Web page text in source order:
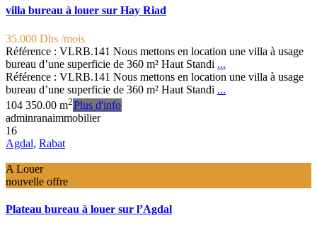
villa bureau à louer sur Hay Riad
35.000 Dhs /mois
Référence : VLRB.141 Nous mettons en location une villa à usage
bureau d’une superficie de 360 m² Haut Standi ...
Référence : VLRB.141 Nous mettons en location une villa à usage
bureau d’une superficie de 360 m² Haut Standi ...
104 350.00 m2Plus d'info
adminranaimmobilier
16
Agdal, Rabat
A Louer
nouvelle offre
Plateau bureau à louer sur l’Agdal